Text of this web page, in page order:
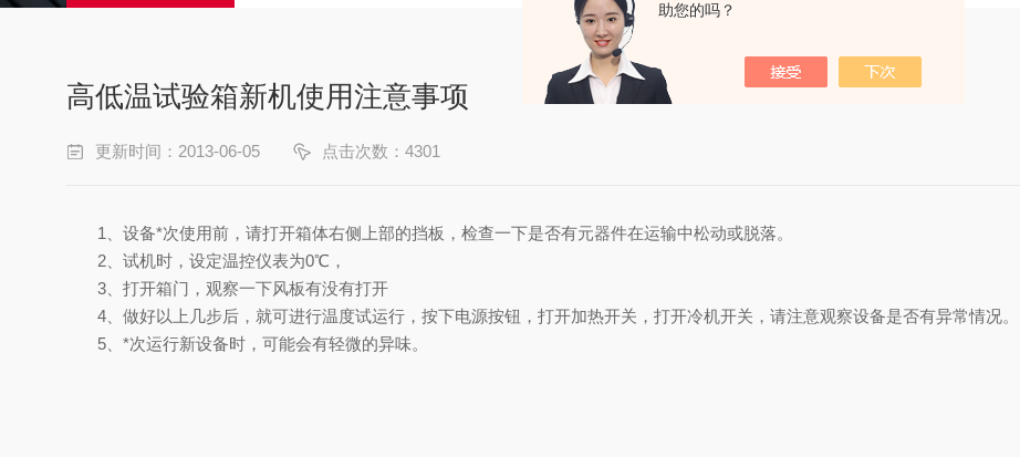
助您的吗？
高低温试验箱新机使用注意事项
更新时间：2013-06-05 点击次数：4301
1
、设备*次使用前，请打开箱体右侧上部的挡板，检查一下是否有元器件在运输中松动或脱落。
2 、试机时，设定温控仪表为0℃ ，
3 、打开箱门，观察一下风板有没有打开
4 、做好以上几步后，就可进行温度试运行，按下电源按钮，打开加热开关，打开冷机开关，请注意观察设备是否有异常情况。
5 、*次运行新设备时，可能会有轻微的异味。